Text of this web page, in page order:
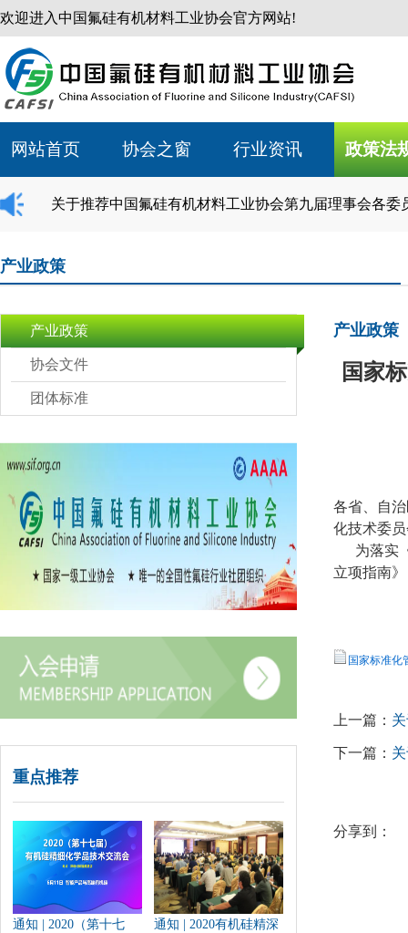
欢迎进入中国氟硅有机材料工业协会官方网站!
网站首页 协会之窗 行业资讯 政策法
关于推荐中国氟硅有机材料工业协会第九届理事会各委
产业政策
产业政策
协会文件
团体标准
重点推荐
通知 | 2020（第十七
通知 | 2020有机硅精深
产业政策
国家
各省、自
化技术委
为落实《
立项指南
国家标准化
上一篇：
下一篇：
分享到：